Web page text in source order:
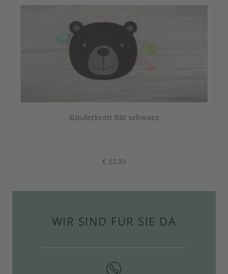
Kinderbrett Bär schwarz
€ 12,95
WIR SIND FÜR SIE DA